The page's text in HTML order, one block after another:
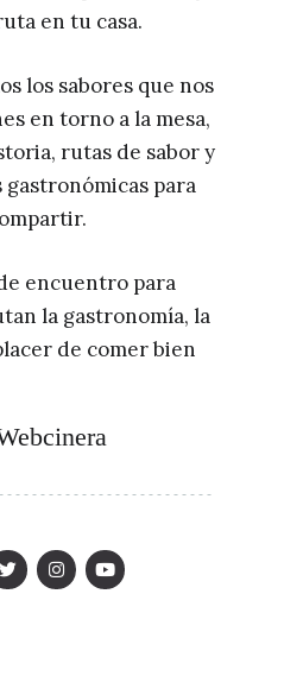
en tu casa.
los sabores que nos
en torno a la mesa,
rutas de sabor y
para
encuentro para
la gastronomía, la
de comer bien